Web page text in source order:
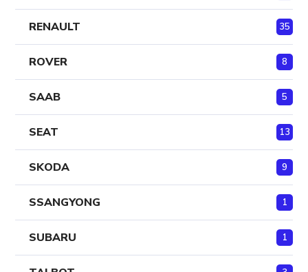
RENAULT 35
ROVER 8
SAAB 5
SEAT 13
SKODA 9
SSANGYONG 1
SUBARU 1